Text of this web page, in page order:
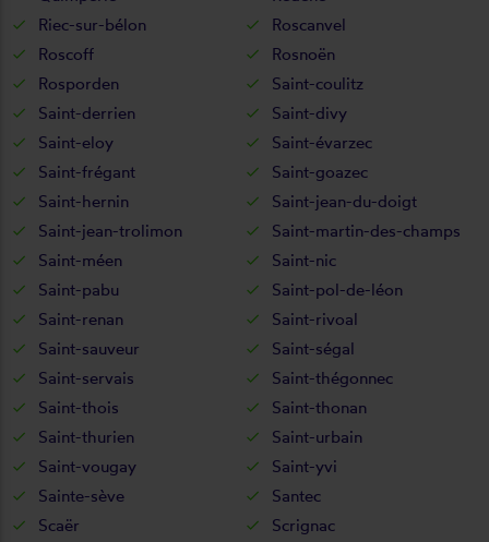
Riec-sur-bélon
Roscanvel
Roscoff
Rosnoën
Rosporden
Saint-coulitz
Saint-derrien
Saint-divy
Saint-eloy
Saint-évarzec
Saint-frégant
Saint-goazec
Saint-hernin
Saint-jean-du-doigt
Saint-jean-trolimon
Saint-martin-des-champs
Saint-méen
Saint-nic
Saint-pabu
Saint-pol-de-léon
Saint-renan
Saint-rivoal
Saint-sauveur
Saint-ségal
Saint-servais
Saint-thégonnec
Saint-thois
Saint-thonan
Saint-thurien
Saint-urbain
Saint-vougay
Saint-yvi
Sainte-sève
Santec
Scaër
Scrignac